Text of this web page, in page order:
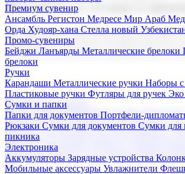
Премиум сувенир
Ансамбль Регистон Медресе Мир Араб
Орда Худояр-хана Стелла новый
Промо-сувениры
Бейджи Ланъярды Металлические брелоки
брелоки
Ручки
Карандаши Металлические ручки Наборы с
Пластиковые ручки Футляры для ручек Эко
Сумки и папки
Папки для документов Портфели-
Рюкзаки Сумки для документов Сумки для
пикника
Электроника
Аккумуляторы Зарядные устройства
Мобильные аксессуары Увлажнители
Поставка со склада и
Мы предлагаем широкий выбор
сувениров с логотипом. В нашем каталоге
продукцию для бизнеса, мероприятия и
Подарочные наборы
Бизнес наборыКофейные наборы Кошельки
Наборы из кожиНаборы ручекНаборы с
Наборы с бутылками для воды
Наборы с
Наборы с кружками
флешкамиНовогодние наборыЧайные